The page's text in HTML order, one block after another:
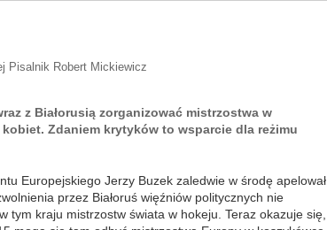
Pisalnik Robert Mickiewicz
z Białorusią zorganizować mistrzostwa w
Zdaniem krytyków to wsparcie dla reżimu
Europejskiego Jerzy Buzek zaledwie w środę apelował,
przez Białoruś więźniów politycznych nie
tym kraju mistrzostw świata w hokeju. Teraz okazuje się,